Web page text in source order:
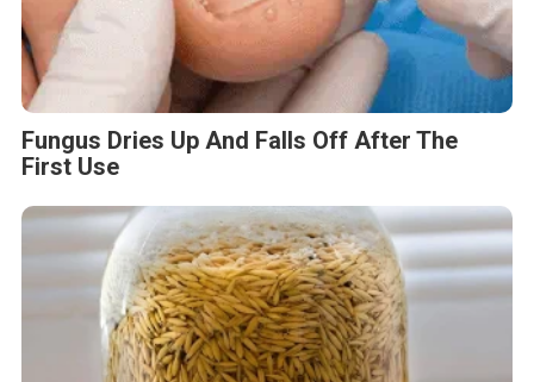
Fungus Dries Up And Falls Off After The
First Use